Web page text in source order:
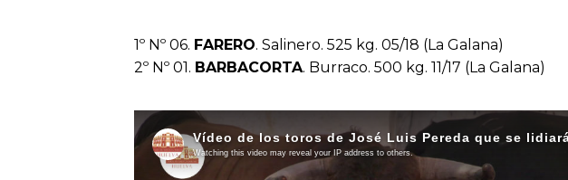
1º Nº 06. FARERO. Salinero. 525 kg. 05/18 (La Galana)
2º Nº 01. BARBACORTA. Burraco. 500 kg. 11/17 (La Galana)